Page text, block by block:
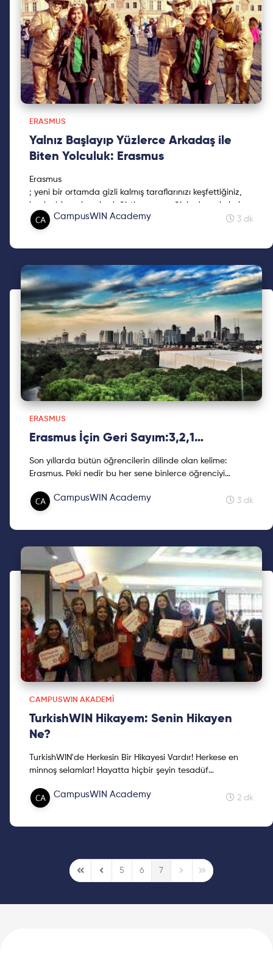
ERASMUS
Yalnız Başlayıp Yüzlerce Arkadaş ile
Biten Yolculuk: Erasmus
Erasmus
; yeni bir ortamda gizli kalmış taraflarınızı keşfettiğiniz,
başka bir şeyle asla değiştiremeyeceğiniz deneyimlerle
kaplı duygular serüveni.
CampusWIN Academy 3 dk
ERASMUS
Erasmus İçin Geri Sayım:3,2,1…
Son yıllarda bütün öğrencilerin dilinde olan kelime:
Erasmus. Peki nedir bu her sene binlerce öğrenciyi
kapsar? Üniversitede Erasmus yapmak bir öğrenciye bir
sürü şey katabilir. Dil becerisinin yanı sıra farklı kültürler
bakalım neler söylemiş? Keyifli okumalar!
CampusWIN Academy 3 dk
CAMPUSWIN AKADEMI
TurkishWIN Hikayem: Senin Hikayen
Ne?
TurkishWIN'de Herkesin Bir Hikayesi Vardır! Herkese en
minnoş selamlar! Hayatta hiçbir şeyin tesadüf
eminim. Karşı...
CampusWIN Academy 2 dk
First PagePrevious Page
5 6 7
Next PageLast Page